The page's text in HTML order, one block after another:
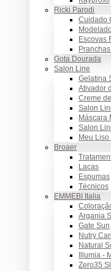
Ricki Parodi
Cuidado
Escovas
Gota Dourada
Salon Line
Gelatina
Ativador
Creme
Salon
Máscara
Salon
Meu
Broaer
Lacas
Espumas
Técnicos
EMMEBI Italia
Argania
Gate Sun
Nutry
Natural
Illumia -
Zero35